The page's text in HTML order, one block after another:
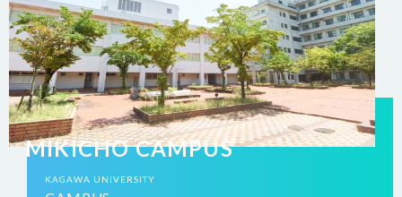
MIKICHO CAMPUS
KAGAWA UNIVERSITY